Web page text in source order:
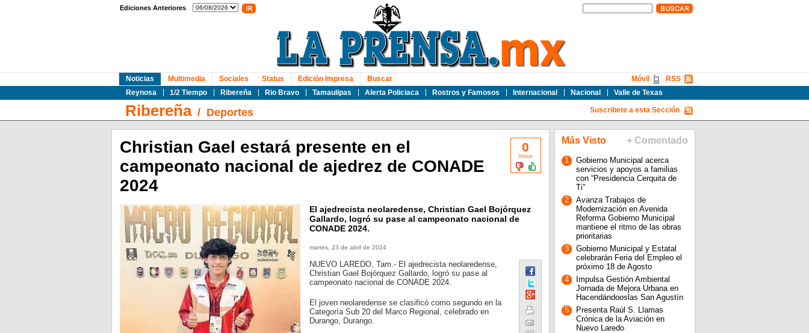
Ediciones Anteriores
Noticias
Reynosa
1/2 Tiempo Ribereña Rio Bravo Tamaulipas Alerta Policiaca Rostros y Famosos Internacional Nacional Valle de Texas
Multimedia Sociales Status Edición Impresa Buscar RSS
Móvil
Ribereña/ Deportes Suscribete a esta Sección
0
Votos
Christian Gael estará presente en el
campeonato nacional de ajedrez de CONADE
2024
El ajedrecista neolaredense, Christian Gael Bojórquez
Gallardo, logró su pase al campeonato nacional de
CONADE 2024.
martes, 23 de abril de 2024
NUEVO LAREDO, Tam.- El ajedrecista neolaredense,
Christian Gael Bojórquez Gallardo, logró su pase al
campeonato nacional de CONADE 2024.
El joven neolaredense se clasificó como segundo en la
Categoría Sub 20 del Marco Regional, celebrado en
Durango, Durango.
Más Visto + Comentado
1
Gobierno Municipal acerca
servicios y apoyos a familias
con “Presidencia Cerquita de
Ti”
2
Avanza Trabajos de
Modernización en Avenida
Reforma Gobierno Municipal
mantiene el ritmo de las obras
prioritarias
3
Gobierno Municipal y Estatal
celebrarán Feria del Empleo el
próximo 18 de Agosto
4
Impulsa Gestión Ambiental
Jornada de Mejora Urbana en
Hacendándooslas San Agustín
5
Presenta Raúl S. Llamas
Crónica de la Aviación en
Nuevo Laredo